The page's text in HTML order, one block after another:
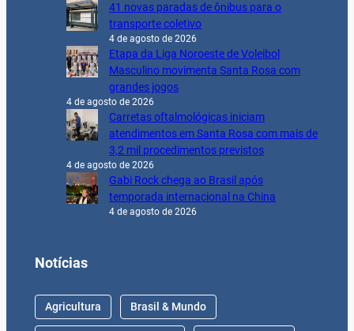
41 novas paradas de ônibus para o
transporte coletivo
4 de agosto de 2026
Etapa da Liga Noroeste de Voleibol
Masculino movimenta Santa Rosa com
grandes jogos
4 de agosto de 2026
Carretas oftalmológicas iniciam
atendimentos em Santa Rosa com mais de
3,2 mil procedimentos previstos
4 de agosto de 2026
Gabi Rock chega ao Brasil após
temporada internacional na China
4 de agosto de 2026
Notícias
Agricultura Brasil & Mundo